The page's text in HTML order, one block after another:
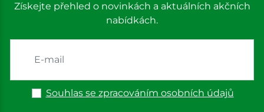
Získejte přehled o novinkách a aktuálních akčních
nabídkách.
Souhlas se zpracováním osobních údajů